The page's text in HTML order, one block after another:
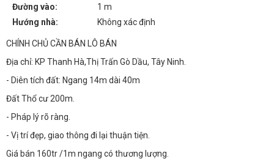
Đường vào:
1 m
Hướng nhà:
Không xác định
CHÍNH CHỦ CẦN BÁN LÔ BÁN
Địa chỉ: KP Thanh Hà,Thị Trấn Gò Dầu, Tây Ninh.
- Diên tích đất: Ngang 14m dài 40m
Đất Thổ cư 200m.
- Pháp lý rõ ràng.
- Vị trí đẹp, giao thông đi lại thuận tiện.
Giá bán 160tr /1m ngang có thương lượng.